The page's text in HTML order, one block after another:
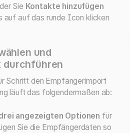
Sie Kontakte hinzufügen
auf auf das runde Icon klicken
und
durchführen
Schritt den Empfängerimport
läuft das folgendermaßen ab:
angezeigten Optionen für
Sie die Empfängerdaten so